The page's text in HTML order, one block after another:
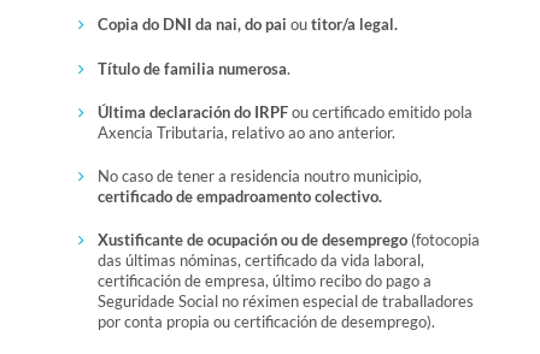
Copia do DNI da nai, do pai outitor/a legal.
Título de familia numerosa.
Última declaración do IRPFou certificado emitido pola
Axencia Tributaria, relativo ao ano anterior.
No caso de tener a residencia noutro municipio,
certificado de empadroamento colectivo.
Xustificante de ocupación ou de desemprego(fotocopia
das últimas nóminas, certificado da vida laboral,
certificación de empresa, último recibo do pago a
Seguridade Social no réximen especial de traballadores
por conta propia ou certificación de desemprego).